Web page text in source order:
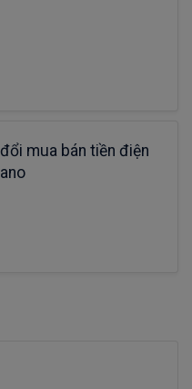
mua bán tiền điện